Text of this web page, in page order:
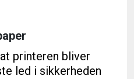
printeren bliver
led i sikkerheden